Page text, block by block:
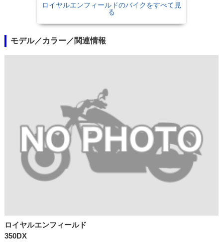
ロイヤルエンフィールドのバイクをすべて見
る
モデル／カラー／関連情報
ロイヤルエンフィールド
350DX